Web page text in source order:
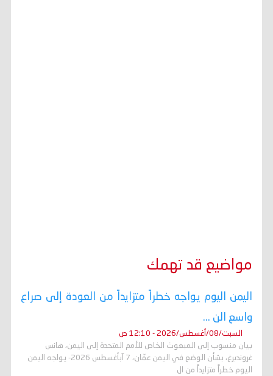
مواضيع قد تهمك
اليمن اليوم يواجه خطراً متزايداً من العودة إلى صراع
واسع الن ...
السبت/08/أغسطس/2026 - 12:10 ص
بيان منسوب إلى المبعوث الخاص للأمم المتحدة إلى اليمن، هانس
غروندبرغ، بشأن الوضع في اليمن عمّان، 7 آبأغسطس 2026- يواجه اليمن
اليوم خطراً متزايداً من ال